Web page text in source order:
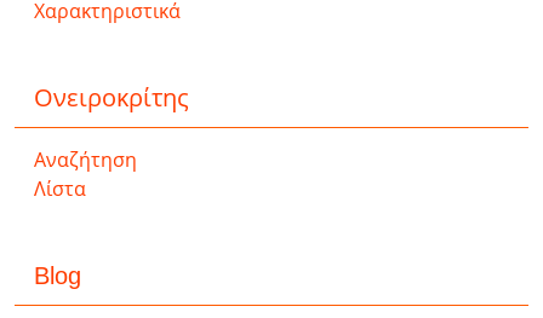
Χαρακτηριστικά
Ονειροκρίτης
Αναζήτηση
Λίστα
Blog